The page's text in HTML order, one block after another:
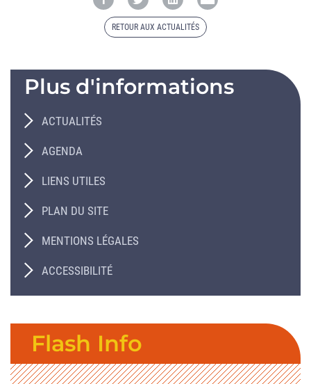
RETOUR AUX ACTUALITÉS
Plus d'informations
ACTUALITÉS
AGENDA
LIENS UTILES
PLAN DU SITE
MENTIONS LÉGALES
ACCESSIBILITÉ
Flash Info